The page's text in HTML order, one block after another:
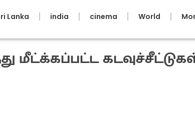
Lanka india cinema World
மீட்க்கப்பட்ட